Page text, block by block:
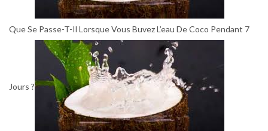
Que Se Passe-T-Il Lorsque Vous Buvez L’eau De Coco Pendant 7
Jours ?